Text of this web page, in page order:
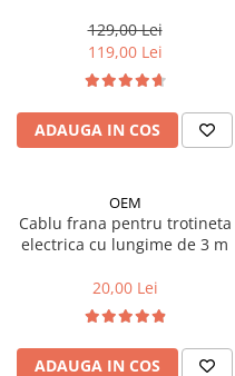
Chei si scule bicicleta
Antifurt bicicleta
Cosuri bicicleta
129,00 Lei
119,00 Lei
ADAUGA IN COS
OEM
Cablu frana pentru trotineta
electrica cu lungime de 3 m
20,00 Lei
ADAUGA IN COS